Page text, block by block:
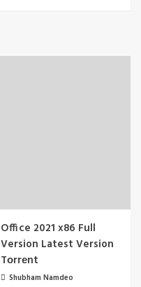
Office 2021 x86 Full
Version Latest Version
Tоrrеnt
Shubham Namdeo